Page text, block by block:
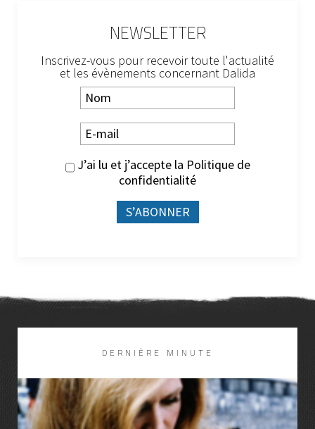
NEWSLETTER
Inscrivez-vous pour recevoir toute l'actualité
et les évènements concernant Dalida
J’ai lu et j’accepte la Politique de
confidentialité
DERNIÈRE MINUTE